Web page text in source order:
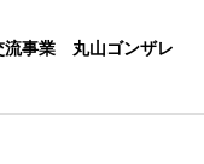
流事業 丸山ゴンザレ